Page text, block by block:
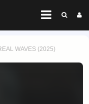
WAVES (2025)